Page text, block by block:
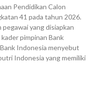
Pendidikan Calon
41 pada tahun 2026.
pegawai yang disiapkan
pimpinan Bank
Indonesia menyebut
Indonesia yang memiliki